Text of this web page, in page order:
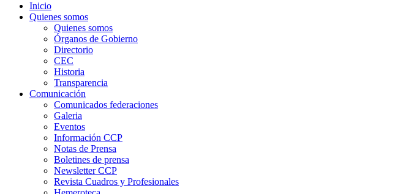
Inicio
Quienes somos
Quienes somos
Órganos de Gobierno
Directorio
CEC
Historia
Transparencia
Comunicación
Comunicados federaciones
Galeria
Eventos
Información CCP
Notas de Prensa
Boletines de prensa
Newsletter CCP
Revista Cuadros y Profesionales